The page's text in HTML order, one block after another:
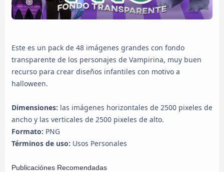
Este es un pack de 48 imágenes grandes con fondo
transparente de los personajes de Vampirina, muy buen
recurso para crear diseños infantiles con motivo a
halloween.
Dimensiones: las imágenes horizontales de 2500 pixeles de
ancho y las verticales de 2500 pixeles de alto.
Formato: PNG
Términos de uso: Usos Personales
Publicaciónes Recomendadas